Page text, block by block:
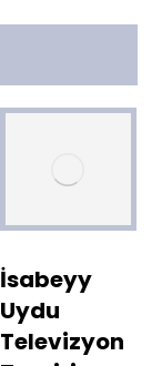
İsabeyy
Uydu
Televizyon